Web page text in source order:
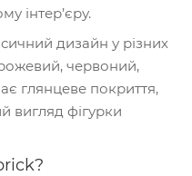
інтер’єру.
дизайн у різних
червоний,
глянцеве покриття,
вигляд фігурки